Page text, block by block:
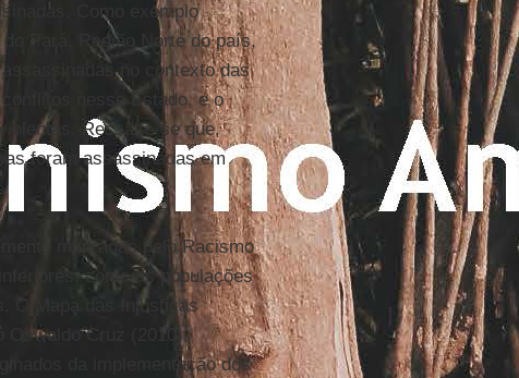
Como exemplo
Pará, Região Norte do país,
no contexto das
nesse Estado, e o
Ressalte-se que,
foram assassinadas em
marcadas pelo Racismo
como as populações
O Mapa das Injustiças
Oswaldo Cruz (2010),
da implementação dos